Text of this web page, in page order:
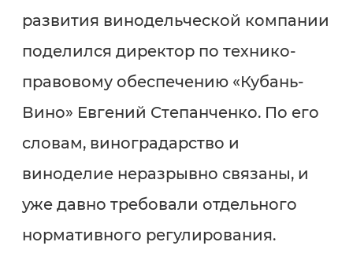
развития винодельческой компании
поделился директор по технико-
правовому обеспечению «Кубань-
Вино» Евгений Степанченко. По его
словам, виноградарство и
виноделие неразрывно связаны, и
уже давно требовали отдельного
нормативного регулирования.